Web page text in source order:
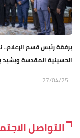
برفقة رئيس قسم الإعلام..
الحسينية المقدسة ويشيد
27/04/25
التواصل